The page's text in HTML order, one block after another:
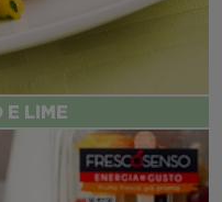
E LIME